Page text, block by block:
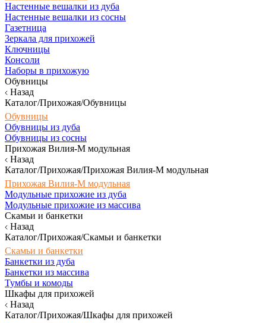
Настенные вешалки из дуба
Настенные вешалки из сосны
Газетница
Зеркала для прихожей
Ключницы
Консоли
Наборы в прихожую
Обувницы
Назад
Каталог/Прихожая/Обувницы
Обувницы
Обувницы из дуба
Обувницы из сосны
Прихожая Вилия-М модульная
Назад
Каталог/Прихожая/Прихожая Вилия-М модульная
Прихожая Вилия-М модульная
Модульные прихожие из дуба
Модульные прихожие из массива
Скамьи и банкетки
Назад
Каталог/Прихожая/Скамьи и банкетки
Скамьи и банкетки
Банкетки из дуба
Банкетки из массива
Тумбы и комоды
Шкафы для прихожей
Назад
Каталог/Прихожая/Шкафы для прихожей